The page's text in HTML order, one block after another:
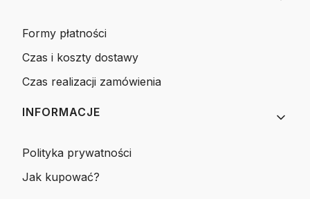
Formy płatności
Czas i koszty dostawy
Czas realizacji zamówienia
INFORMACJE
Polityka prywatności
Jak kupować?